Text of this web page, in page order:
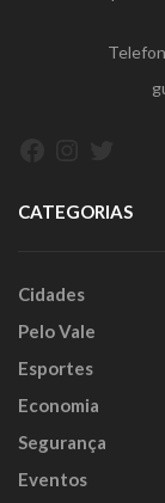
CATEGORIAS
Cidades
Pelo Vale
Esportes
Economia
Segurança
Eventos